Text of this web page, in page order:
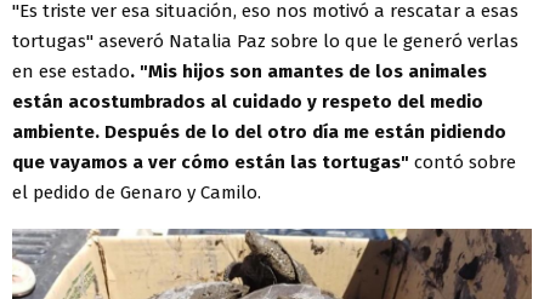
"Es triste ver esa situación, eso nos motivó a rescatar a esas
tortugas" aseveró Natalia Paz sobre lo que le generó verlas
en ese estado. "Mis hijos son amantes de los animales
están acostumbrados al cuidado y respeto del medio
ambiente. Después de lo del otro día me están pidiendo
que vayamos a ver cómo están las tortugas" contó sobre
el pedido de Genaro y Camilo.